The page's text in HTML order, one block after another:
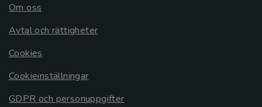
Om oss
Avtal och rättigheter
Cookies
Cookieinställningar
GDPR och personuppgifter